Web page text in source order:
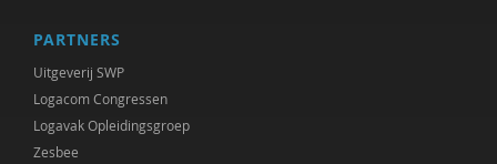
Joachim Duyndam
Didier Fassin
Aetzel Griffioen
PARTNERS
Uitgeverij SWP
Logacom Congressen
Logavak Opleidingsgroep
Zesbee